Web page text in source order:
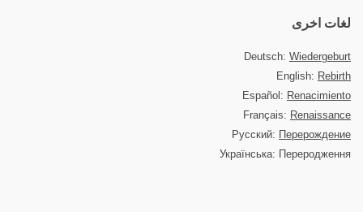
لغات اخرى
Deutsch: Wiedergeburt
English: Rebirth
Español: Renacimiento
Français: Renaissance
Русский: Перерождение
Українська: Переродження